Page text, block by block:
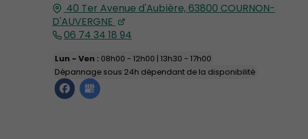
40 Ter Avenue d'Aubière,63800 COURNON-
D'AUVERGNE
06 74 34 18 94
Lun - Ven : 08h00 - 12h00 | 13h30 - 17h00
Dépannage sous 24h dépendant de la disponibilité